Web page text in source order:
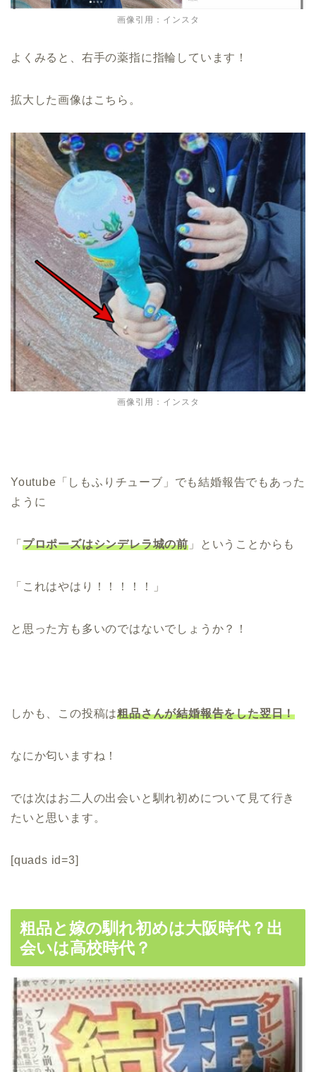
画像引用：インスタ
よくみると、右手の薬指に指輪しています！
拡大した画像はこちら。
画像引用：インスタ
Youtube「しもふりチューブ」でも結婚報告でもあった
ように
「 プロポーズはシンデレラ城の前 」ということからも
「これはやはり！！！！！」
と思った方も多いのではないでしょうか？！
しかも、この投稿は粗品さんが結婚報告をした翌日！
なにか匂いますね！
では次はお二人の出会いと馴れ初めについて見て行き
たいと思います。
[quads id=3]
粗品と嫁の馴れ初めは大阪時代？出
会いは高校時代？